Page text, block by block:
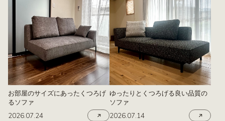
お部屋のサイズにあったくつろげ
るソファ
2026.07.24
ゆったりとくつろげる良い品質の
ソファ
2026.07.14